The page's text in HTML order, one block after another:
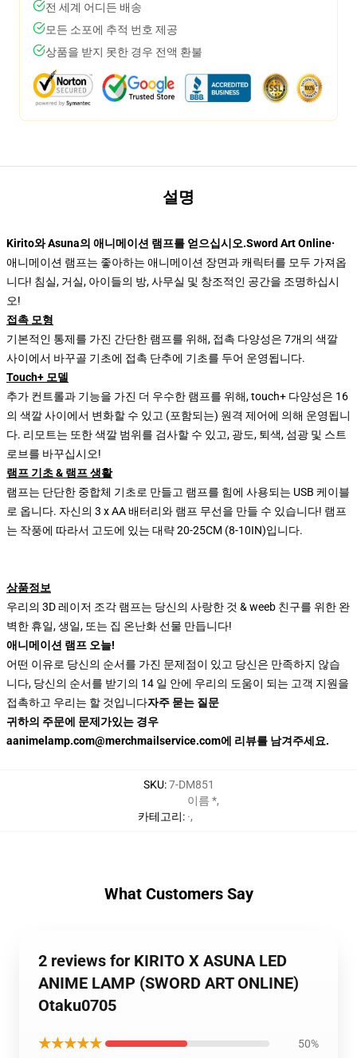
전 세계 어디든 배송
모든 소포에 추적 번호 제공
상품을 받지 못한 경우 전액 환불
설명
Kirito와 Asuna의 애니메이션 램프를 얻으십시오.Sword Art Online·
애니메이션 램프는 좋아하는 애니메이션 장면과 캐릭터를 모두 가져옵
니다! 침실, 거실, 아이들의 방, 사무실 및 창조적인 공간을 조명하십시
오!
접촉 모형
기본적인 통제를 가진 간단한 램프를 위해, 접촉 다양성은 7개의 색깔
사이에서 바꾸골 기초에 접촉 단추에 기초를 두어 운영됩니다.
Touch+ 모델
추가 컨트롤과 기능을 가진 더 우수한 램프를 위해, touch+ 다양성은 16
의 색깔 사이에서 변화할 수 있고 (포함되는) 원격 제어에 의해 운영됩니
다. 리모트는 또한 색깔 범위를 검사할 수 있고, 광도, 퇴색, 섬광 및 스트
로브를 바꾸십시오!
램프 기초 & 램프 생활
램프는 단단한 중합체 기초로 만들고 램프를 힘에 사용되는 USB 케이블
로 옵니다. 자신의 3 x AA 배터리와 램프 무선을 만들 수 있습니다! 램프
는 작풍에 따라서 고도에 있는 대략 20-25CM (8-10IN)입니다.
상품정보
우리의 3D 레이저 조각 램프는 당신의 사랑한 것 & weeb 친구를 위한 완
벽한 휴일, 생일, 또는 집 온난화 선물 만듭니다!
애니메이션 램프 오늘!
어떤 이유로 당신의 순서를 가진 문제점이 있고 당신은 만족하지 않습
니다, 당신의 순서를 받기의 14 일 안에 우리의 도움이 되는 고객 지원을
접촉하고 우리는 할 것입니다자주 묻는 질문
귀하의 주문에 문제가있는 경우
aanimelamp.com@merchmailservice.com에 리뷰를 남겨주세요.
SKU:7-DM851
카테고리:
이름 *,
·,
What Customers Say
2 reviews for KIRITO X ASUNA LED
ANIME LAMP (SWORD ART ONLINE)
Otaku0705
★★★★★ 50%